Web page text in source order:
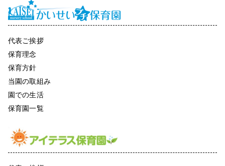
代表ご挨拶
保育理念
保育方針
当園の取組み
園での生活
保育園一覧